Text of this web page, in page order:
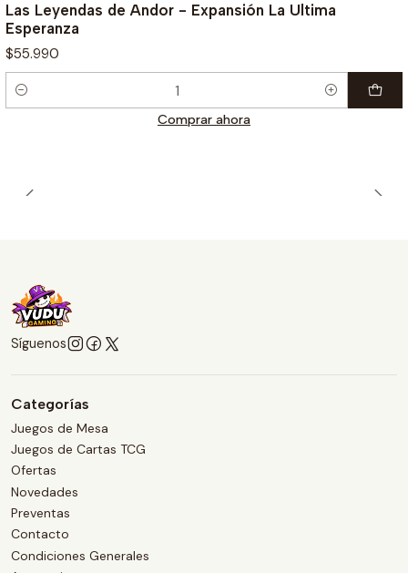
Las Leyendas de Andor - Expansión La Ultima
Esperanza
$55.990
Cantidad
Comprar ahora
Síguenos
Categorías
Juegos de Mesa
Juegos de Cartas TCG
Ofertas
Novedades
Preventas
Contacto
Condiciones Generales